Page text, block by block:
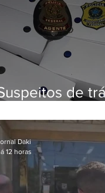
de
com 50
Daki
12 horas